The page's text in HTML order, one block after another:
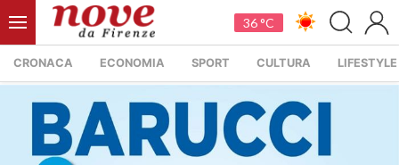
36 °C
CRONACA ECONOMIA SPORT CULTURA LIFESTYLE